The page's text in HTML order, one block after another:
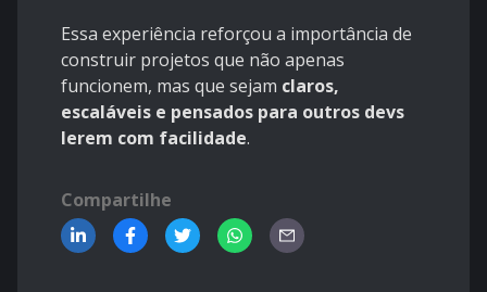
Essa experiência reforçou a importância de
construir projetos que não apenas
funcionem, mas que sejam claros,
escaláveis e pensados para outros devs
lerem com facilidade.
Compartilhe